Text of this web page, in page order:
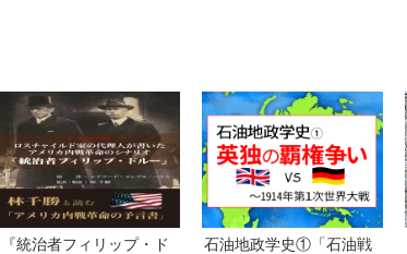
『統治者フィリップ・ド
石油地政学史①「石油戦